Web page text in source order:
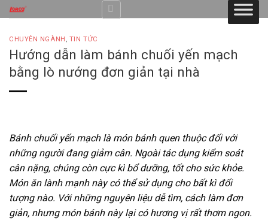
Skip
to
content
CHUYÊN NGÀNH , TIN TỨC
Hướng dẫn làm bánh chuối yến mạch
bằng lò nướng đơn giản tại nhà
Bánh chuối yến mạch là món bánh quen thuộc đối với
những người đang giảm cân. Ngoài tác dụng kiểm soát
cân nặng, chúng còn cực kì bổ dưỡng, tốt cho sức khỏe.
Món ăn lành mạnh này có thể sử dụng cho bất kì đối
tượng nào. Với những nguyên liệu dễ tìm, cách làm đơn
giản, nhưng món bánh này lại có hương vị rất thơm ngon.